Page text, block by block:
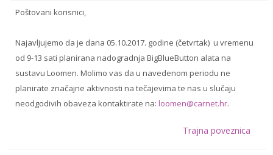
Poštovani korisnici,
Najavljujemo da je dana 05.10.2017. godine (četvrtak) u vremenu
od 9-13 sati planirana nadogradnja BigBlueButton alata na
sustavu Loomen. Molimo vas da u navedenom periodu ne
planirate značajne aktivnosti na tečajevima te nas u slučaju
neodgodivih obaveza kontaktirate na: loomen@carnet.hr.
Trajna poveznica